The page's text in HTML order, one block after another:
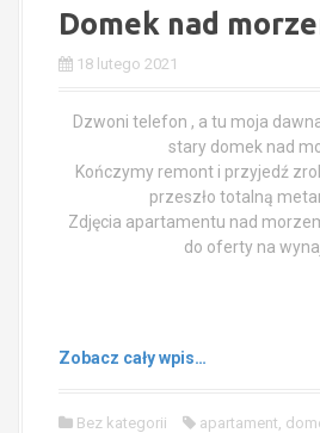
Domek nad
18 lutego 2021
Dzwoni telefon , a tu moja
stary domek nad
Kończymy remont i przyjedź
przeszło totalną
Zdjęcia apartamentu nad
do oferty na
Zobacz cały wpis…
Bez kategorii apartament